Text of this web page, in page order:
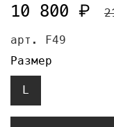
арт. F49
10 800 ₽
Размер
L